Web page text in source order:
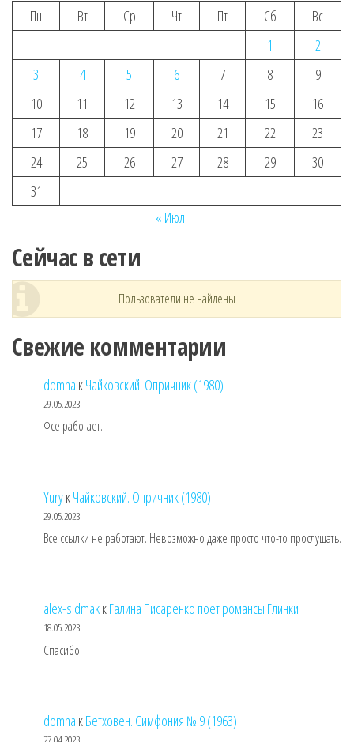
Пн
Вт Ср Чт Пт Сб
Вс
1
2
3
4 5 6 7 8
9
10
11 12 13 14 15
16
17
18 19 20 21 22
23
24
25 26 27 28 29
30
31
« Июл
Сейчас в сети
Пользователи не найдены
Свежие комментарии
domna кЧайковский. Опричник (1980)
29.05.2023
Фсе работает.
YuryкЧайковский. Опричник (1980)
29.05.2023
Все ссылки не работают. Невозможно даже просто что-то прослушать.
alex-sidmakкГалина Писаренко поет романсы Глинки
18.05.2023
Спасибо!
domna кБетховен. Симфония № 9 (1963)